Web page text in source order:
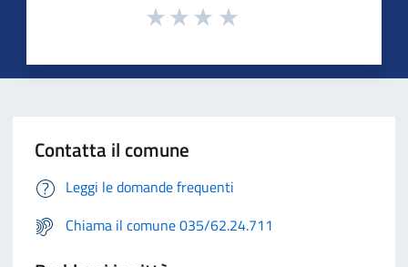
Contatta il comune
Leggi le domande frequenti
Chiama il comune 035/62.24.711